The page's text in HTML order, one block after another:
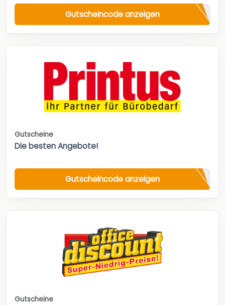
Gutscheincode anzeigen
Gutscheine
Die besten Angebote!
Gutscheincode anzeigen
Gutscheine